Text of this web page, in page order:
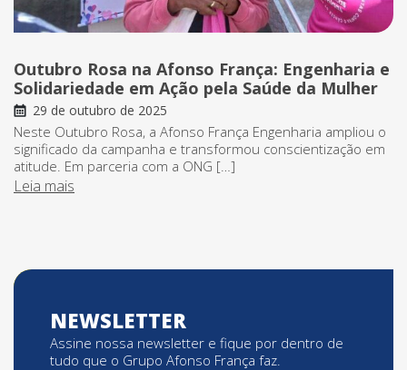
Outubro Rosa na Afonso França: Engenharia e
Solidariedade em Ação pela Saúde da Mulher
29 de outubro de 2025
Neste Outubro Rosa, a Afonso França Engenharia ampliou o
significado da campanha e transformou conscientização em
atitude. Em parceria com a ONG […]
Leia mais
NEWSLETTER
Assine nossa newsletter e fique por dentro de
tudo que o Grupo Afonso França faz.